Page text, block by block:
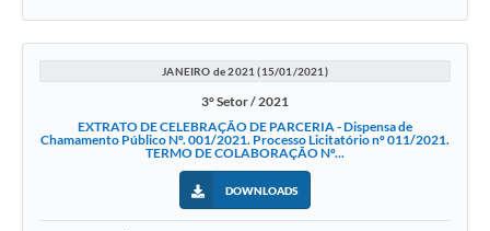
JANEIRO de 2021 (15/01/2021)
3° Setor / 2021
EXTRATO DE CELEBRAÇÃO DE PARCERIA - Dispensa de
Chamamento Público Nº. 001/2021. Processo Licitatório nº 011/2021.
TERMO DE COLABORAÇÃO Nº...
DOWNLOADS